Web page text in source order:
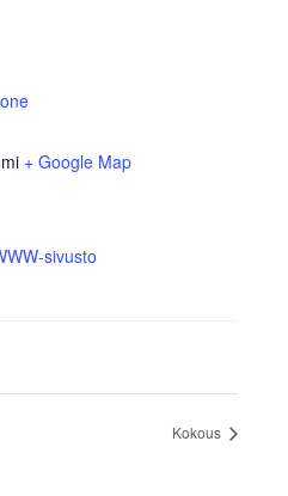
+ Google Map
sivusto
Kokous